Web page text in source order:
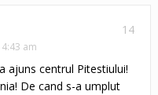
14
am
ajuns centrul Pitestiului!
De cand s-a umplut